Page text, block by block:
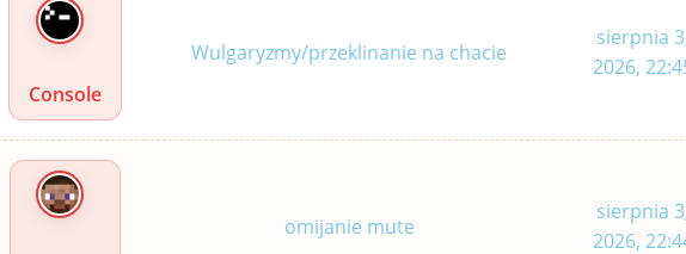
Console
Wulgaryzmy/przeklinanie na chacie
sierpnia
2026,
omijanie mute
sierpnia
2026,